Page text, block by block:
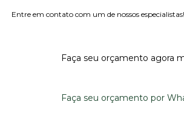
Entre em contato com um de nossos especialistas!
Faça seu orçamento agora
Faça seu orçamento por